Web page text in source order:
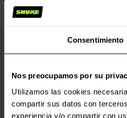
Consentimiento
Nos preocupamos por su
Utilizamos las cookies
compartir sus datos con
experiencia y/o compartir con